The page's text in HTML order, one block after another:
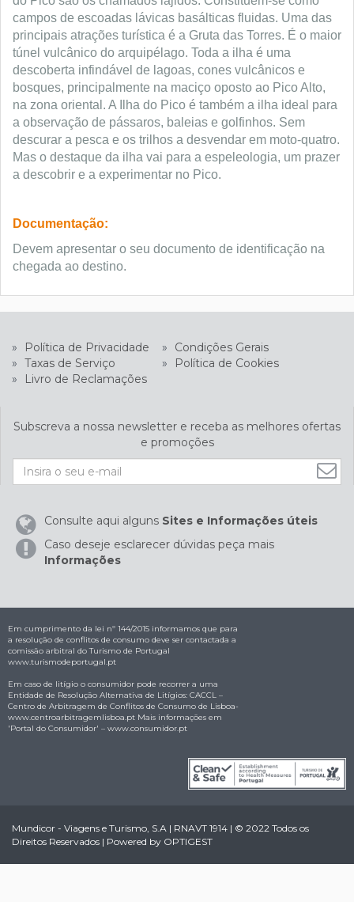
campos de escoadas lávicas basálticas fluidas. Uma das
principais atrações turística é a Gruta das Torres. É o maior
túnel vulcânico do arquipélago. Toda a ilha é uma
descoberta infindável de lagoas, cones vulcânicos e
bosques, principalmente na maciço oposto ao Pico Alto,
na zona oriental. A Ilha do Pico é também a ilha ideal para
a observação de pássaros, baleias e golfinhos. Sem
descurar a pesca e os trilhos a desvendar em moto-quatro.
Mas o destaque da ilha vai para a espeleologia, um prazer
a descobrir e a experimentar no Pico.
Documentação:
Devem apresentar o seu documento de identificação na
chegada ao destino.
» Política de Privacidade »
Condições Gerais
» Taxas de Serviço »
Política de Cookies
»
Livro de Reclamações
Subscreva a nossa newsletter e receba as melhores ofertas
e promoções
Consulte aqui alguns Sites e Informações úteis
Caso deseje esclarecer dúvidas peça mais
Informações
Em cumprimento da lei nº 144/2015 informamos que para
a resolução de conflitos de consumo deve ser contactada a
comissão arbitral do Turismo de Portugal
www.turismodeportugal.pt
Em caso de litígio o consumidor pode recorrer a uma
Entidade de Resolução Alternativa de Litígios: CACCL –
Centro de Arbitragem de Conflitos de Consumo de Lisboa-
www.centroarbitragemlisboa.pt Mais informações em
'Portal do Consumidor' – www.consumidor.pt
Mundicor - Viagens e Turismo, S.A | RNAVT 1914 | © 2022 Todos os
Direitos Reservados | Powered by OPTIGEST